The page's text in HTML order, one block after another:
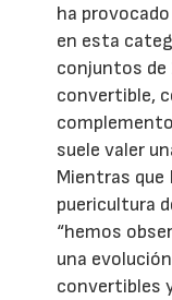
ha
en esta
conjuntos de
convertible,
suele valer
Mientras que
puericultura
“hemos
una
convertibles